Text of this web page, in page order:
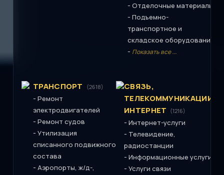
- Отделочные материалы
- Подъемно-
транспортное и
складское оборудование
- Показать все ...
ТРАНСПОРТ (2618)
- Ремонт
электродвигателей
- Ремонт судов
- Утилизация
списанного подвижного
состава
- Аэропорты, ж/д-,
СВЯЗЬ,
ТЕЛЕКОММУНИКАЦИИ,
ИНТЕРНЕТ (1216)
- Интернет-услуги
- Телевидение,
радиостанции
- Информационные услуги
- Услуги связи